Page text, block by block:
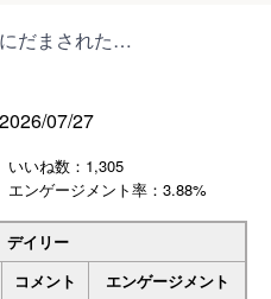
だまされた…
07/27
いいね数：1,305
エンゲージメント率：3.88%
デイリー
コメント
エンゲージメント